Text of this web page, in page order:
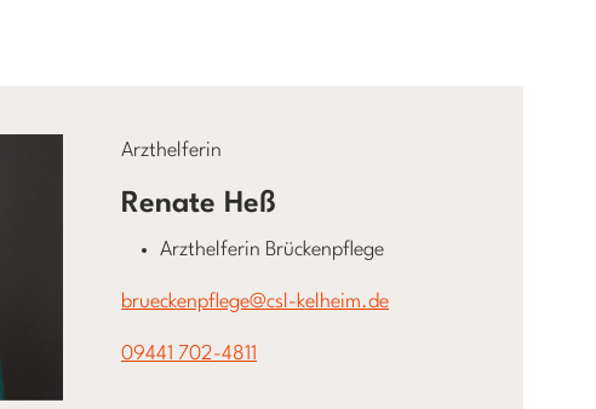
Arzthelferin
Renate Heß
Arzthelferin Brückenpflege
brueckenpflege@csl-kelheim.de
09441 702-4811